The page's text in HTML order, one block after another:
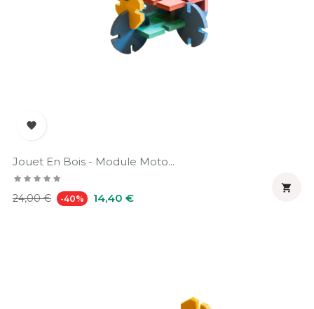

Jouet En Bois - Module Moto...
Prix
24,00 € -40% Prix
14,40 €
